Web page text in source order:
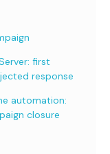
first
response
automation:
closure